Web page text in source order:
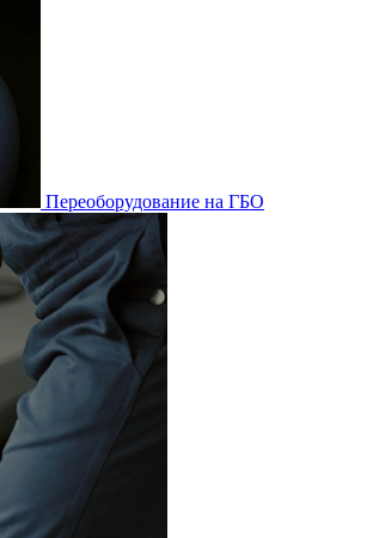
Переоборудование на ГБО